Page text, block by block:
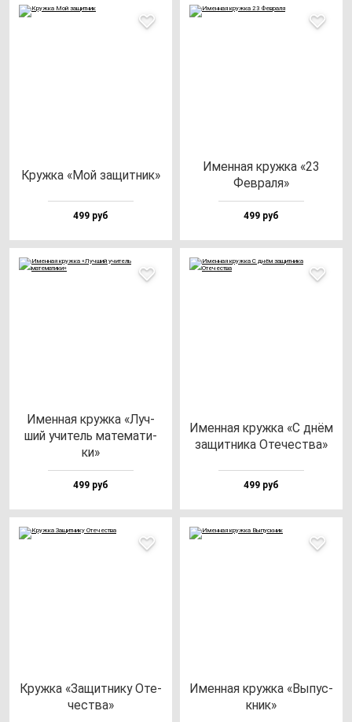
Круж­ка «Мой за­щит­ник»
499 руб
Имен­ная круж­ка «23
Фев­ра­ля»
499 руб
Имен­ная круж­ка «Луч­
ший учи­тель ма­те­ма­ти­
ки»
499 руб
Имен­ная круж­ка «С днём
за­щит­ни­ка Оте­чес­тва»
499 руб
Круж­ка «Защит­ни­ку Оте­
чес­тва»
Имен­ная круж­ка «Выпус­
кник»